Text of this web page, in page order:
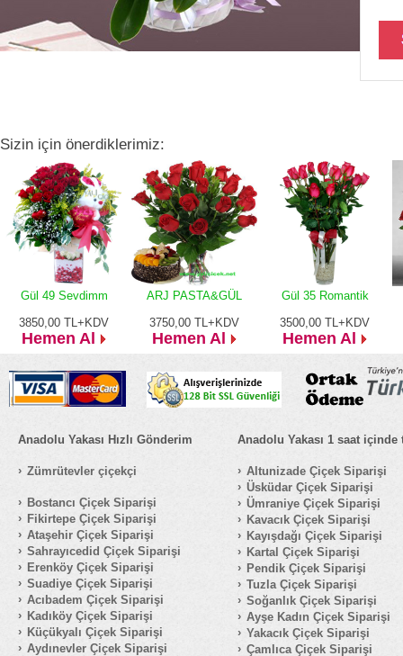
Sizin için önerdiklerimiz:
Gül 49 Sevdimm
3850,00 TL+KDV
Hemen Al
ARJ PASTA&GÜL
3750,00 TL+KDV
Hemen Al
Gül 35 Romantik
3500,00 TL+KDV
Hemen Al
Anadolu Yakası Hızlı Gönderim
Zümrütevler çiçekçi
Bostancı Çiçek Siparişi
Fikirtepe Çiçek Siparişi
Ataşehir Çiçek Siparişi
Sahrayıcedid Çiçek Siparişi
Erenköy Çiçek Siparişi
Suadiye Çiçek Siparişi
Acıbadem Çiçek Siparişi
Kadıköy Çiçek Siparişi
Küçükyalı Çiçek Siparişi
Aydınevler Çiçek Siparişi
Anadolu Yakası 1 saat içinde
Altunizade Çiçek Siparişi
Üsküdar Çiçek Siparişi
Ümraniye Çiçek Siparişi
Kavacık Çiçek Siparişi
Kayışdağı Çiçek Siparişi
Kartal Çiçek Siparişi
Pendik Çiçek Siparişi
Tuzla Çiçek Siparişi
Soğanlık Çiçek Siparişi
Ayşe Kadın Çiçek Siparişi
Yakacık Çiçek Siparişi
Çamlıca Çiçek Siparişi